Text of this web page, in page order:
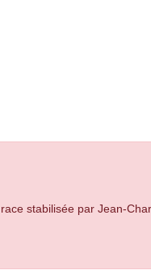
, race stabilisée par Jean-